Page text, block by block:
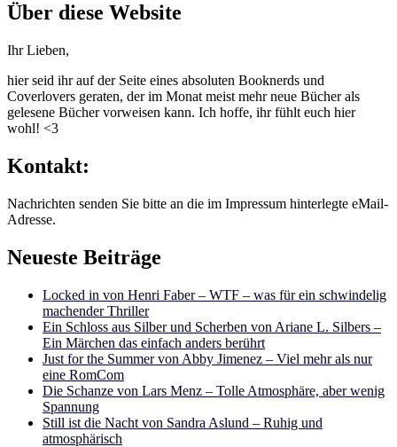
Über diese Website
Ihr Lieben,
hier seid ihr auf der Seite eines absoluten Booknerds und
Coverlovers geraten, der im Monat meist mehr neue Bücher als
gelesene Bücher vorweisen kann. Ich hoffe, ihr fühlt euch hier
wohl! <3
Kontakt:
Nachrichten senden Sie bitte an die im Impressum hinterlegte eMail-
Adresse.
Neueste Beiträge
Locked in von Henri Faber – WTF – was für ein schwindelig
machender Thriller
Ein Schloss aus Silber und Scherben von Ariane L. Silbers –
Ein Märchen das einfach anders berührt
Just for the Summer von Abby Jimenez – Viel mehr als nur
eine RomCom
Die Schanze von Lars Menz – Tolle Atmosphäre, aber wenig
Spannung
Still ist die Nacht von Sandra Aslund – Ruhig und
atmosphärisch